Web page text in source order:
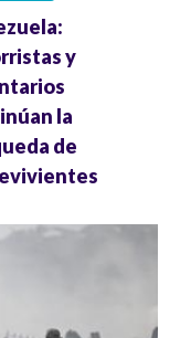
y
la
de